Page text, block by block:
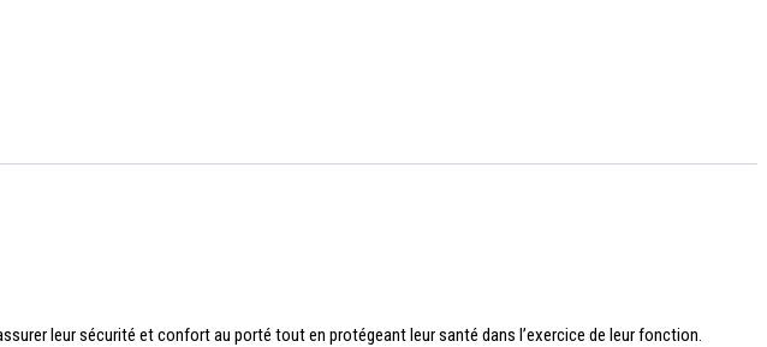
leur sécurité et confort au porté tout en protégeant leur santé dans l’exercice de leur fonction.